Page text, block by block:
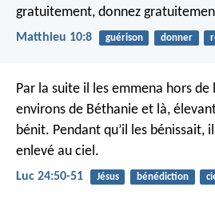
gratuitement, donnez
Matthieu 10:8 guérison donner
Par la suite il les emmena hors de
environs de Béthanie et là,
bénit. Pendant qu’il les bénissait,
enlevé au ciel.
Luc 24:50-51 Jésus bénédiction